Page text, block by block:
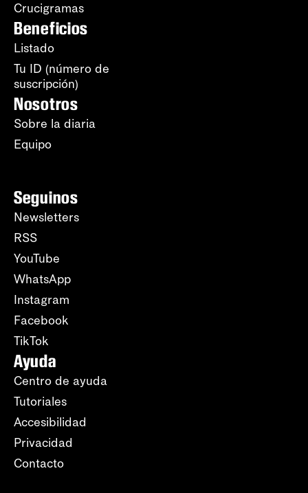
Crucigramas
Beneficios
Listado
Tu ID (número de
suscripción)
Nosotros
Sobre la diaria
Equipo
Seguinos
Newsletters
RSS
YouTube
WhatsApp
Instagram
Facebook
TikTok
Ayuda
Centro de ayuda
Tutoriales
Accesibilidad
Privacidad
Contacto